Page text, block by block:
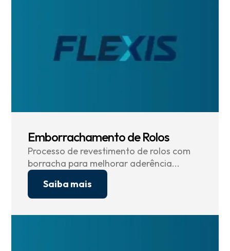
Emborrachamento de Rolos
Processo de revestimento de rolos com
borracha para melhorar aderência...
Saiba mais